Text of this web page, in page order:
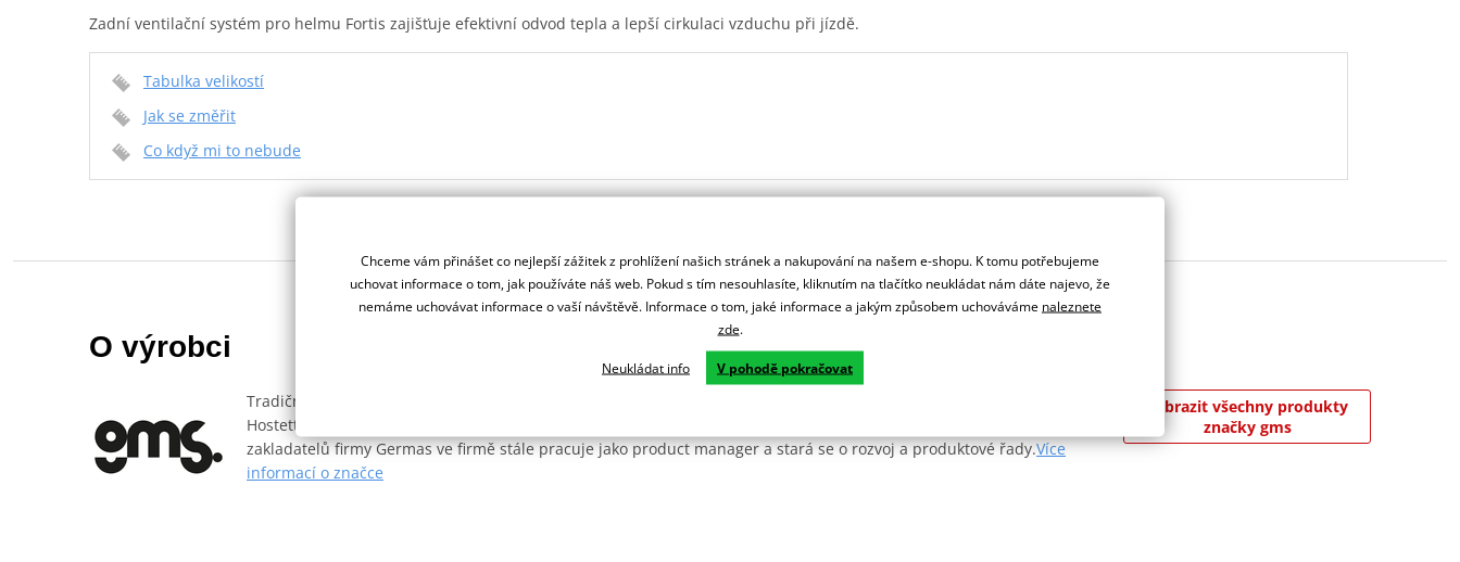
Zadní ventilační systém pro helmu Fortis zajišťuje efektivní odvod tepla a lepší cirkulaci vzduchu při jízdě.
Tabulka velikostí
Jak se změřit
Co když mi to nebude
O výrobci
Tradiční německá rodinná firma, kterou možná znáte pod značkou Germas byla odkoupena švýcarskou firmou
Hostettler, která značku přejmenovala na GMS a zařadila do svého portfolia oblečení. Není bez zajímavosti, že syn
zakladatelů firmy Germas ve firmě stále pracuje jako product manager a stará se o rozvoj a produktové řady.Více
informací o značce
Zobrazit všechny produkty
značky gms
Chceme vám přinášet co nejlepší zážitek z prohlížení našich stránek a nakupování na našem e-shopu. K tomu potřebujeme
uchovat informace o tom, jak používáte náš web. Pokud s tím nesouhlasíte, kliknutím na tlačítko neukládat nám dáte najevo, že
nemáme uchovávat informace o vaší návštěvě. Informace o tom, jaké informace a jakým způsobem uchováváme naleznete
zde.
Neukládat info V pohodě pokračovat